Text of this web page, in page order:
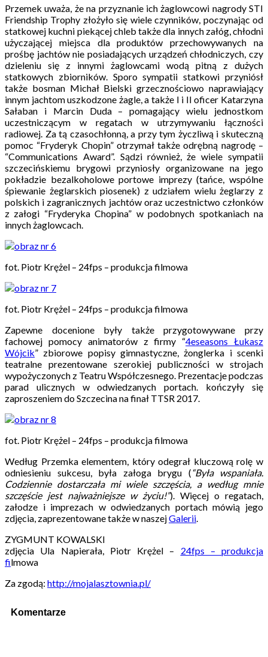
Przemek uważa, że na przyznanie ich żaglowcowi nagrody STI
Friendship Trophy złożyło się wiele czynników, poczynając od
statkowej kuchni piekącej chleb także dla innych załóg, chłodni
użyczającej miejsca dla produktów przechowywanych na
prośbę jachtów nie posiadających urządzeń chłodniczych, czy
dzieleniu się z innymi żaglowcami wodą pitną z dużych
statkowych zbiorników. Sporo sympatii statkowi przyniósł
także bosman Michał Bielski grzecznościowo naprawiający
innym jachtom uszkodzone żagle, a także I i II oficer Katarzyna
Sałaban i Marcin Duda – pomagający wielu jednostkom
uczestniczącym w regatach w utrzymywaniu łączności
radiowej. Za tą czasochłonną, a przy tym życzliwą i skuteczną
pomoc “Fryderyk Chopin” otrzymał także odrębną nagrodę –
“Communications Award”. Sądzi również, że wiele sympatii
szczecińskiemu brygowi przyniosły organizowane na jego
pokładzie bezalkoholowe portowe imprezy (tańce, wspólne
śpiewanie żeglarskich piosenek) z udziałem wielu żeglarzy z
polskich i zagranicznych jachtów oraz uczestnictwo członków
z załogi “Fryderyka Chopina” w podobnych spotkaniach na
innych żaglowcach.
fot. Piotr Krężel – 24fps – produkcja filmowa
fot. Piotr Krężel – 24fps – produkcja filmowa
Zapewne docenione były także przygotowywane przy
fachowej pomocy animatorów z firmy “4eseasons Łukasz
Wójcik” zbiorowe popisy gimnastyczne, żonglerka i scenki
teatralne prezentowane szerokiej publiczności w strojach
wypożyczonych z Teatru Współczesnego. Prezentacje podczas
parad ulicznych w odwiedzanych portach. kończyły się
zaproszeniem do Szczecina na finał TTSR 2017.
fot. Piotr Krężel – 24fps – produkcja filmowa
Według Przemka elementem, który odegrał kluczową rolę w
odniesieniu sukcesu, była załoga brygu (“Była wspaniała.
Codziennie dostarczała mi wiele szczęścia, a według mnie
szczęście jest najważniejsze w życiu!”). Więcej o regatach,
załodze i imprezach w odwiedzanych portach mówią jego
zdjęcia, zaprezentowane także w naszejGalerii.
ZYGMUNT KOWALSKI
zdjęcia Ula Napierała, Piotr Krężel – 24fps – produkcja
filmowa
Za zgodą: http://mojalasztownia.pl/
Komentarze